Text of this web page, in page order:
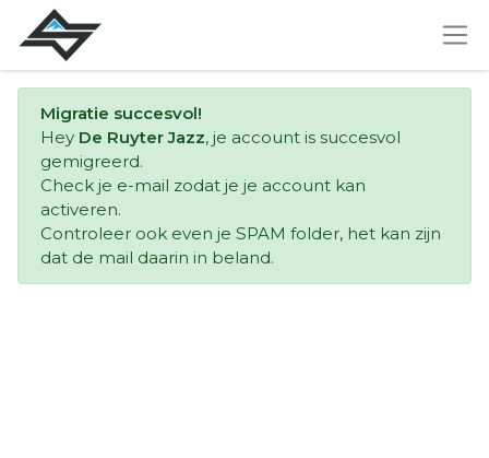
Migratie succesvol!
Hey De Ruyter Jazz, je account is succesvol
gemigreerd.
Check je e-mail zodat je je account kan
activeren.
Controleer ook even je SPAM folder, het kan zijn
dat de mail daarin in beland.